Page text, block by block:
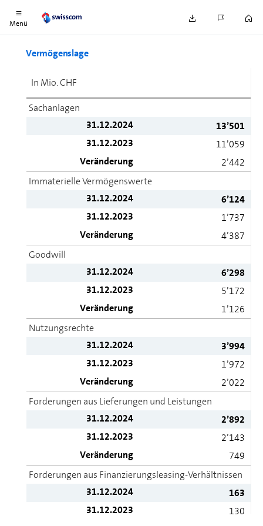
Menü
Vermögenslage
In Mio. CHF
Sachanlagen
31.12.2024
13’501
31.12.2023
11’059
Veränderung
2’442
Immaterielle Vermögenswerte
31.12.2024
6’124
31.12.2023
1’737
Veränderung
4’387
Goodwill
31.12.2024
6’298
31.12.2023
5’172
Veränderung
1’126
Nutzungsrechte
31.12.2024
3’994
31.12.2023
1’972
Veränderung
2’022
Forderungen aus Lieferungen und Leistungen
31.12.2024
2’892
31.12.2023
2’143
Veränderung
749
Forderungen aus Finanzierungsleasing-Verhältnissen
31.12.2024
163
31.12.2023
130